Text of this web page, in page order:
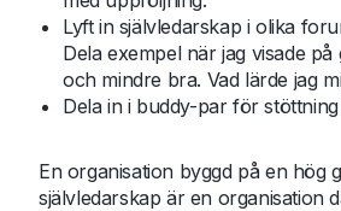
Lyft in självledarskap i olika
Dela exempel när jag visade på
och mindre bra. Vad lärde jag
Dela in i buddy-par för
En organisation byggd på en hög
självledarskap är en organisation